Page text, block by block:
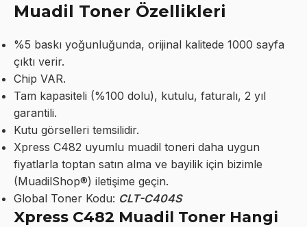
Muadil Toner Özellikleri
%5 baskı yoğunluğunda, orijinal kalitede 1000 sayfa
çıktı verir.
Chip VAR.
Tam kapasiteli (%100 dolu), kutulu, faturalı, 2 yıl
garantili.
Kutu görselleri temsilidir.
Xpress C482 uyumlu muadil toneri daha uygun
fiyatlarla toptan satın alma ve bayilik için bizimle
(MuadilShop®) iletişime geçin.
Global Toner Kodu: CLT-C404S
Xpress C482 Muadil Toner Hangi